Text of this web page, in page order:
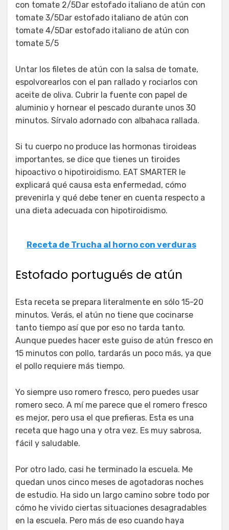
con tomate 2/5Dar estofado italiano de atún con
tomate 3/5Dar estofado italiano de atún con
tomate 4/5Dar estofado italiano de atún con
tomate 5/5
Untar los filetes de atún con la salsa de tomate,
espolvorearlos con el pan rallado y rociarlos con
aceite de oliva. Cubrir la fuente con papel de
aluminio y hornear el pescado durante unos 30
minutos. Sírvalo adornado con albahaca rallada.
Si tu cuerpo no produce las hormonas tiroideas
importantes, se dice que tienes un tiroides
hipoactivo o hipotiroidismo. EAT SMARTER le
explicará qué causa esta enfermedad, cómo
prevenirla y qué debe tener en cuenta respecto a
una dieta adecuada con hipotiroidismo.
Receta de Trucha al horno con verduras
Estofado portugués de atún
Esta receta se prepara literalmente en sólo 15-20
minutos. Verás, el atún no tiene que cocinarse
tanto tiempo así que por eso no tarda tanto.
Aunque puedes hacer este guiso de atún fresco en
15 minutos con pollo, tardarás un poco más, ya que
el pollo requiere más tiempo.
Yo siempre uso romero fresco, pero puedes usar
romero seco. A mí me parece que el romero fresco
es mejor, pero usa el que prefieras. Esta es una
receta que hago una y otra vez. Es muy sabrosa,
fácil y saludable.
Por otro lado, casi he terminado la escuela. Me
quedan unos cinco meses de agotadoras noches
de estudio. Ha sido un largo camino sobre todo por
cómo he vivido ciertas situaciones desagradables
en la escuela. Pero más de eso cuando haya